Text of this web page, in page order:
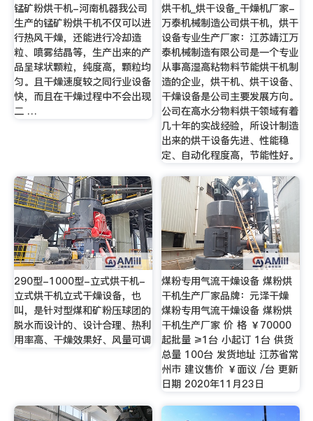
锰矿粉烘干机-河南机器我公司
生产的锰矿粉烘干机不仅可以进
行热风干燥，还能进行冷却造
粒、喷雾结晶等，生产出来的产
品呈球状颗粒，纯度高，颗粒均
匀。且干燥速度较之同行业设备
快，而且在干燥过程中不会出现
二 …
烘干机_烘干设备_干燥机厂家-
万泰机械制造公司烘干机，烘干
设备专业生产厂家：江苏靖江万
泰机械制造有限公司是一个专业
从事高湿高粘物料节能烘干机制
造的企业，烘干机、烘干设备、
干燥设备是公司主要发展方向。
公司在高水分物料烘干领域有着
几十年的实战经验，所设计制造
出来的烘干设备先进、性能稳
定、自动化程度高，节能性好。
290型-1000型-立式烘干机-
立式烘干机立式干燥设备，也
叫，是针对型煤和矿粉压球团的
脱水而设计的、设计合理、热利
用率高、干燥效果好、风量可调
煤粉专用气流干燥设备 煤粉烘
干机生产厂家品牌：元泽干燥
煤粉专用气流干燥设备 煤粉烘
干机生产厂家 价 格 ￥70000
起批量 ≥1台 小起订 1台 供货
总量 100台 发货地址 江苏省常
州市 建议售价 ￥面议 /台 更新
日期 2020年11月23日